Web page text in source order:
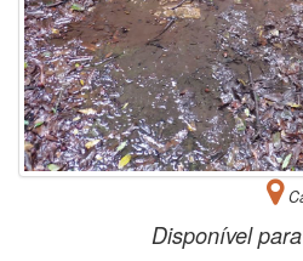
Disponível para